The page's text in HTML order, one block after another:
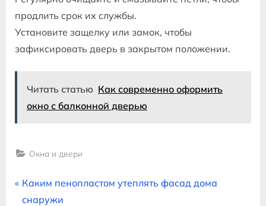
продлить срок их службы.
Установите защелку или замок, чтобы
зафиксировать дверь в закрытом положении.
Читать статью Как современно оформить
окно с балконной дверью
Окна и двери
Навигация
P
r
Каким пенопластом утеплять фасад дома
снаружи